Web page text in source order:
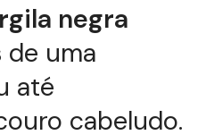
negra
de uma
até
cabeludo.